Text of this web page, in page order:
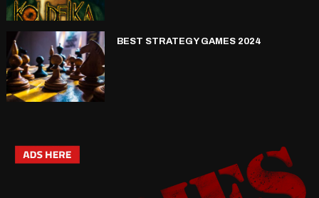
BEST STRATEGY GAMES 2024